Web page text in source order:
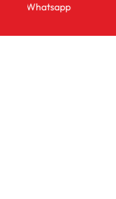
Whatsapp